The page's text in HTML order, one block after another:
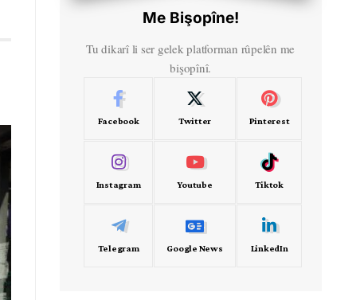
Me Bişopîne!
Tu dikarî li ser gelek platforman rûpelên me
bişopînî.
Facebook Twitter Pinterest
Instagram Youtube Tiktok
Telegram Google News LinkedIn